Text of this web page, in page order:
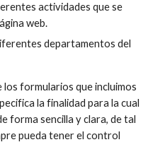
actividades que se
web.
departamentos del
los formularios que incluimos
la finalidad para la cual
forma sencilla y clara, de tal
pueda tener el control